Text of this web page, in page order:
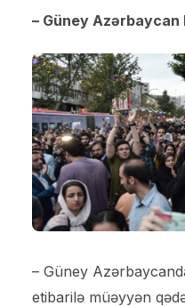
– Güney Azərbaycan
– Güney
etibarilə müəyyən